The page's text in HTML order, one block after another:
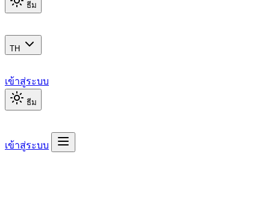
ธีม
TH
เข้าสู่ระบบ
ธีม
เข้าสู่ระบบ